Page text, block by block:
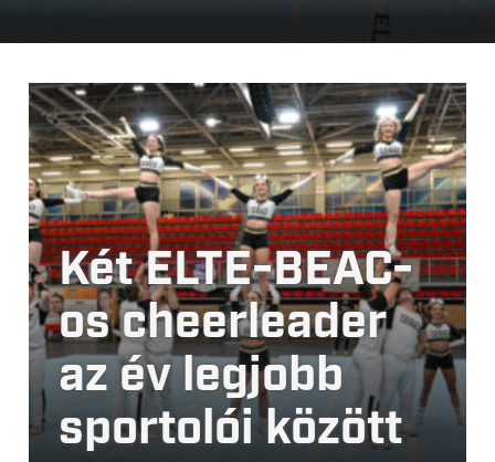
Két ELTE-BEAC-
os cheerleader
az év legjobb
sportolói között